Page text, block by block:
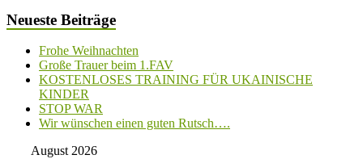
Neueste Beiträge
Frohe Weihnachten
Große Trauer beim 1.FAV
KOSTENLOSES TRAINING FÜR UKAINISCHE
KINDER
STOP WAR
Wir wünschen einen guten Rutsch….
August 2026